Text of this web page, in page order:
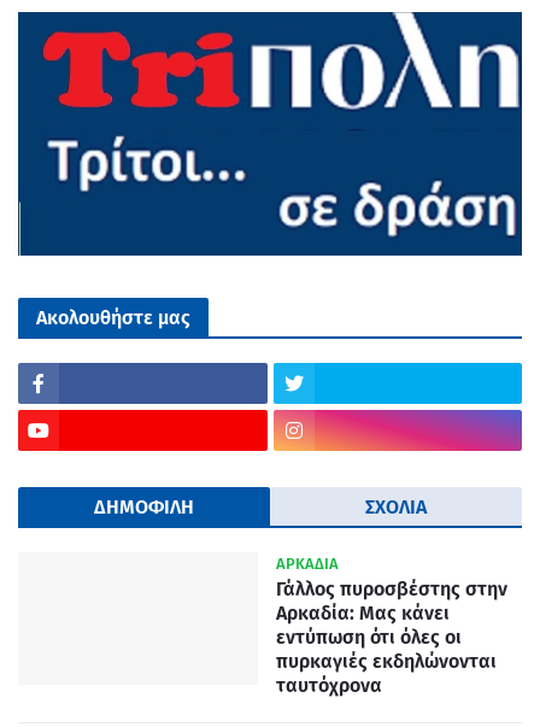
Ακολουθήστε μας
ΔΗΜΟΦΙΛΗ ΣΧΟΛΙΑ
ΑΡΚΑΔΙΑ
Γάλλος πυροσβέστης στην
Αρκαδία: Μας κάνει
εντύπωση ότι όλες οι
πυρκαγιές εκδηλώνονται
ταυτόχρονα